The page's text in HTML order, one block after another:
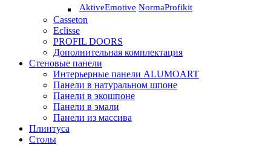
AktiveEmotive NormaProfikit
Casseton
Eclisse
PROFIL DOORS
Дополнительная комплектация
Стеновые панели
Интерьерные панели ALUMOART
Панели в натуральном шпоне
Панели в экошпоне
Панели в эмали
Панели из массива
Плинтуса
Столы